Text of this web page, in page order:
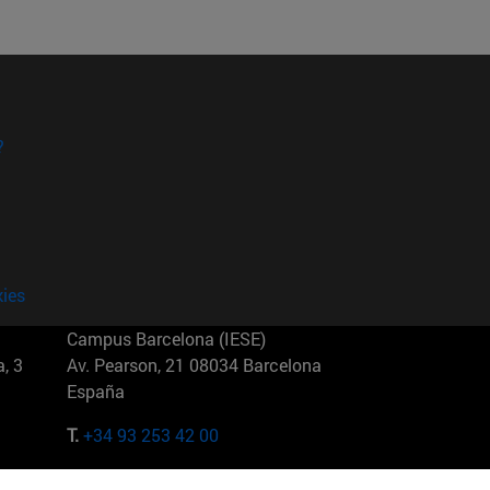
3
Campus Barcelona (IESE)
Av. Pearson, 21 08034 Barcelona
España
T.+34 93 253 42 00